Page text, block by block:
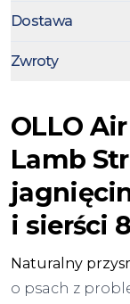
Dostawa
Zwroty
OLLO
Lamb
i sierści
Naturalny
o psach z